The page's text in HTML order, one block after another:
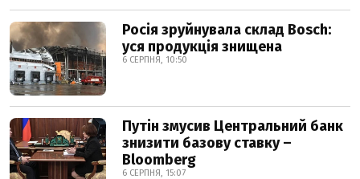
Росія зруйнувала склад Bosch:
уся продукція знищена
6 СЕРПНЯ, 10:50
Путін змусив Центральний банк
знизити базову ставку –
Bloomberg
6 СЕРПНЯ, 15:07